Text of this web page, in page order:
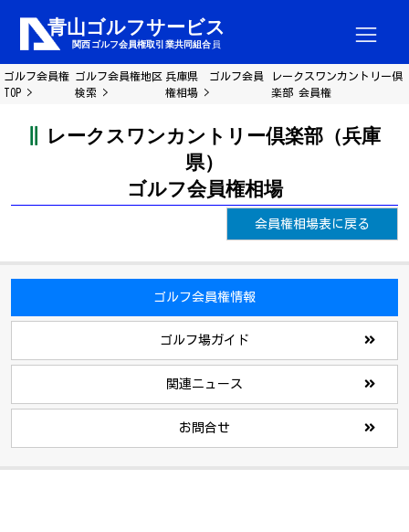
ゴルフ会員権
TOP
ゴルフ会員権地区
検索
兵庫県 ゴルフ会員
権相場
レークスワンカントリー倶
楽部 会員権
レークスワンカントリー倶楽部（兵庫
県）
ゴルフ会員権相場
会員権相場表に戻る
ゴルフ会員権情報
ゴルフ場ガイド
関連ニュース
お問合せ